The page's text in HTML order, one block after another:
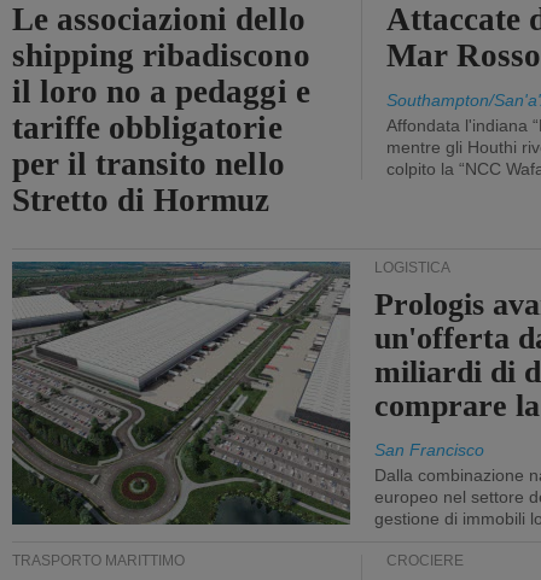
Le associazioni dello
shipping ribadiscono
il loro no a pedaggi e
tariffe obbligatorie
per il transito nello
Stretto di Hormuz
Attaccate
Mar Rosso
Southampton/
Affondata l'indiana
mentre gli Houthi
colpito la “NCC
LOGISTICA
Prologis
un'offerta
miliardi di
comprare
San Francisco
Dalla combinazione
europeo nel settore
gestione di immobili
TRASPORTO MARITTIMO CROCIERE